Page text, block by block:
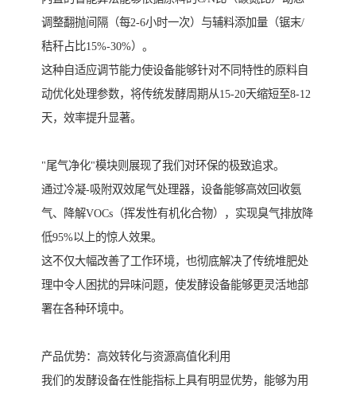
调整翻抛间隔（每2-6小时一次）与辅料添加量（锯末/
秸秆占比15%-30%）。
这种自适应调节能力使设备能够针对不同特性的原料自
动优化处理参数，将传统发酵周期从15-20天缩短至8-12
天，效率提升显著。
"尾气净化"模块则展现了我们对环保的极致追求。
通过冷凝-吸附双效尾气处理器，设备能够高效回收氨
气、降解VOCs（挥发性有机化合物），实现臭气排放降
低95%以上的惊人效果。
这不仅大幅改善了工作环境，也彻底解决了传统堆肥处
理中令人困扰的异味问题，使发酵设备能够更灵活地部
署在各种环境中。
产品优势：高效转化与资源高值化利用
我们的发酵设备在性能指标上具有明显优势，能够为用